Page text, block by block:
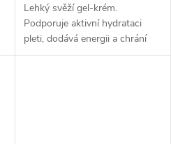
Lehký svěží gel-krém.
Podporuje aktivní hydrataci
pleti, dodává energii a chrání
pleť před negativními vnějšími